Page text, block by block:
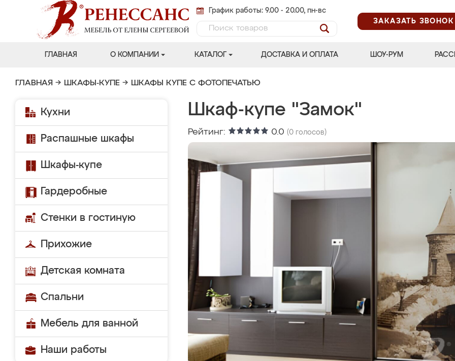
График работы: 9.00 - 20.00, пн-вс
ЗАКАЗАТЬ ЗВОНОК
ГЛАВНАЯ О КОМПАНИИ КАТАЛОГ ДОСТАВКА И ОПЛАТА ШОУ-РУМ
ГЛАВНАЯ → ШКАФЫ-КУПЕ → ШКАФЫ КУПЕ С ФОТОПЕЧАТЬЮ
Кухни
Распашные шкафы
Шкафы-купе
Гардеробные
Стенки в гостиную
Прихожие
Детская комната
Спальни
Мебель для ванной
Наши работы
Шкаф-купе "Замок"
Рейтинг: 0.0 (0 голосов)